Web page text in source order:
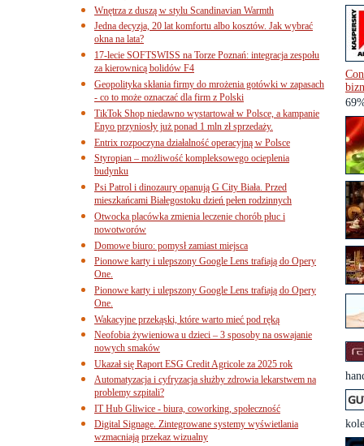
Wnętrza z duszą w stylu Scandinavian Warmth
Jedna decyzja, 20 lat komfortu albo kosztów. Jak wybrać
okna na lata?
17-lecie SOFTSWISS na Torze Poznań: integracja zespołu
za kierownicą bolidów F4
Geopolityka skłania firmy do mrożenia gotówki w zapasach
- co to może oznaczać dla firm z Polski
TikTok Shop niedawno wystartował w Polsce, a kampanie
Enyo przyniosły już ponad 1 mln zł sprzedaży.
Entrix rozpoczyna działalność operacyjną w Polsce
Styropian – możliwość kompleksowego ocieplenia
budynku
Psi Patrol i dinozaury opanują G City Biała. Przed
mieszkańcami Białegostoku dzień pełen rodzinnych
Otwocka placówka zmienia leczenie chorób płuc i
nowotworów
Domowe biuro: pomysł zamiast miejsca
Pionowe karty i ulepszony Google Lens trafiają do Opery
One.
Pionowe karty i ulepszony Google Lens trafiają do Opery
One.
Wakacyjne przekąski, które warto mieć pod ręką
Neofobia żywieniowa u dzieci – 3 sposoby na oswajanie
nowych smaków
Ukazał się Raport ESG Credit Agricole za 2025 rok
Automatyzacja i cyfryzacja służby zdrowia lekarstwem na
problemy szpitali?
IT Hub Gliwice - biura, coworking, społeczność
Digital Signage. Zintegrowane systemy wyświetlania
wzmacniają przekaz wizualny